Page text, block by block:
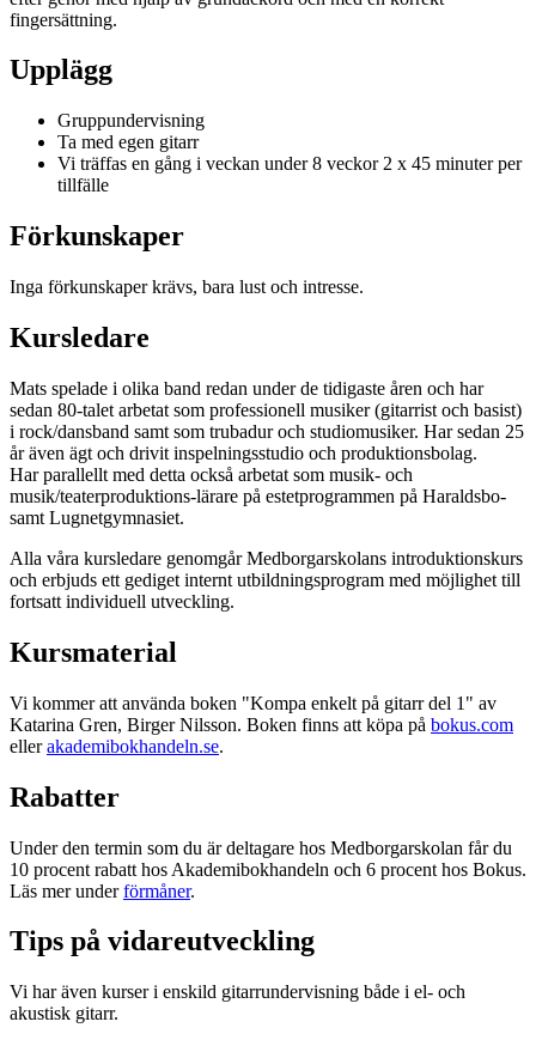
fingersättning.
Upplägg
Gruppundervisning
Ta med egen gitarr
Vi träffas en gång i veckan under 8 veckor 2 x 45 minuter per
tillfälle
Förkunskaper
Inga förkunskaper krävs, bara lust och intresse.
Kursledare
Mats spelade i olika band redan under de tidigaste åren och har
sedan 80-talet arbetat som professionell musiker (gitarrist och basist)
i rock/dansband samt som trubadur och studiomusiker. Har sedan 25
år även ägt och drivit inspelningsstudio och produktionsbolag.
Har parallellt med detta också arbetat som musik- och
musik/teaterproduktions-lärare på estetprogrammen på Haraldsbo-
samt Lugnetgymnasiet.
Alla våra kursledare genomgår Medborgarskolans introduktionskurs
och erbjuds ett gediget internt utbildningsprogram med möjlighet till
fortsatt individuell utveckling.
Kursmaterial
Vi kommer att använda boken "Kompa enkelt på gitarr del 1" av
Katarina Gren, Birger Nilsson. Boken finns att köpa på bokus.com
ellerakademibokhandeln.se.
Rabatter
Under den termin som du är deltagare hos Medborgarskolan får du
10 procent rabatt hos Akademibokhandeln och 6 procent hos Bokus.
Läs mer underförmåner.
Tips på vidareutveckling
Vi har även kurser i enskild gitarrundervisning både i el- och
akustisk gitarr.